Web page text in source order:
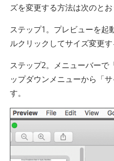
ズを変更する方法は次のとお
ステップ1。プレビューを起
ルクリックしてサイズ変更す
ステップ2。メニューバーで
ップダウンメニューから「
す。